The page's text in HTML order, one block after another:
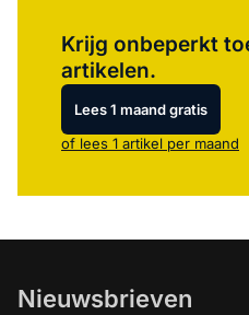
Krijg onbeperkt
artikelen.
Lees 1 maand gratis
of lees 1 artikel per maand
Nieuwsbrieven